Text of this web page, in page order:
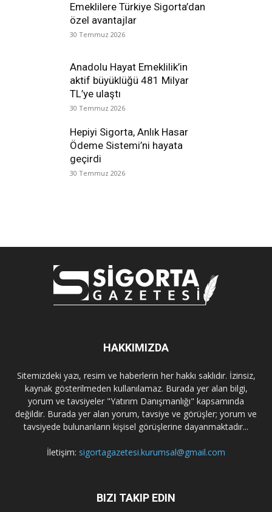
Emeklilere Türkiye Sigorta’dan
özel avantajlar
30 Temmuz 2026
Anadolu Hayat Emeklilik’in
aktif büyüklüğü 481 Milyar
TL’ye ulaştı
30 Temmuz 2026
Hepiyi Sigorta, Anlık Hasar
Ödeme Sistemi’ni hayata
geçirdi
30 Temmuz 2026
HAKKIMIZDA
Sitemizdeki yazı, resim ve haberlerin her hakkı saklıdır. İzinsiz,
kaynak gösterilmeden kullanılamaz. Burada yer alan bilgi,
yorum ve tavsiyeler "Yatırım Danışmanlığı" kapsamında
değildir. Burada yer alan yorum, tavsiye ve görüşler; yorum ve
tavsiyede bulunanların kişisel görüşlerine dayanmaktadır...
İletişim: sigortagazetesi.kurumsal@gmail.com
BIZI TAKIP EDIN